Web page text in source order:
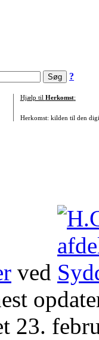
?
Hjælp til Herkomst:
Herkomst: kilden til den
ved
23.